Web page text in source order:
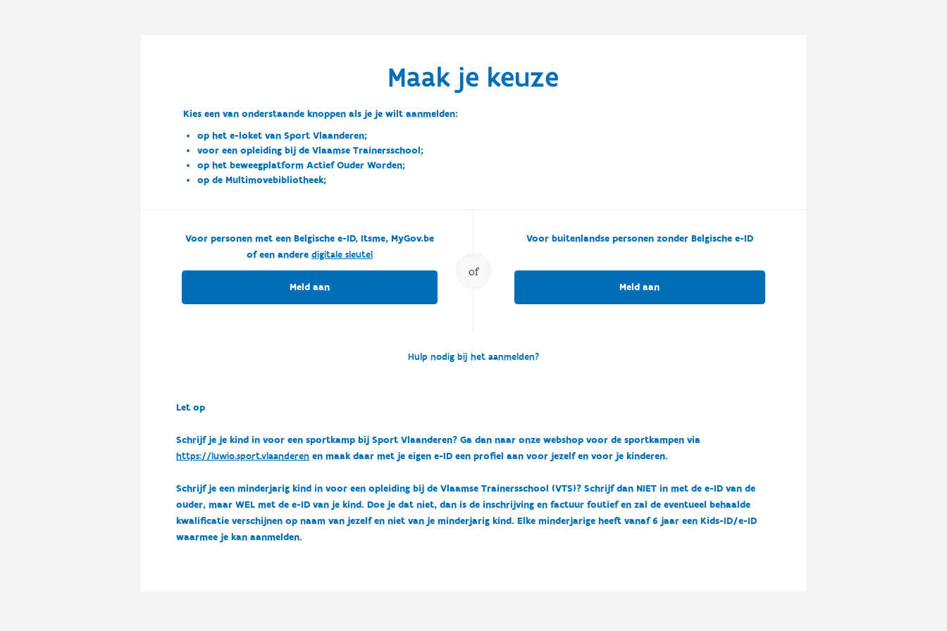
Maak je keuze
Kies een van onderstaande knoppen als je je wilt aanmelden:
op het e-loket van Sport Vlaanderen;
voor een opleiding bij de Vlaamse Trainersschool;
op het beweegplatform Actief Ouder Worden;
op de Multimovebibliotheek;
of
Voor personen met een Belgische e-ID, Itsme, MyGov.be
of een andere digitale sleutel
Meld aan
Voor buitenlandse personen zonder Belgische e-ID
Meld aan
Hulp nodig bij het aanmelden?
Let op
Schrijf je je kind in voor een sportkamp bij Sport Vlaanderen? Ga dan naar onze webshop voor de sportkampen via
https://luwio.sport.vlaanderenen maak daar met je eigen e-ID een profiel aan voor jezelf en voor je kinderen.
Schrijf je een minderjarig kind in voor een opleiding bij de Vlaamse Trainersschool (VTS)? Schrijf dan NIET in met de e-ID van de
ouder, maar WEL met de e-ID van je kind. Doe je dat niet, dan is de inschrijving en factuur foutief en zal de eventueel behaalde
kwalificatie verschijnen op naam van jezelf en niet van je minderjarig kind. Elke minderjarige heeft vanaf 6 jaar een Kids-ID/e-ID
waarmee je kan aanmelden.